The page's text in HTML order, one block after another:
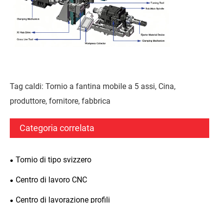
Tag caldi: Tornio a fantina mobile a 5 assi, Cina,
produttore, fornitore, fabbrica
Categoria correlata
Tornio di tipo svizzero
Centro di lavoro CNC
Centro di lavorazione profili